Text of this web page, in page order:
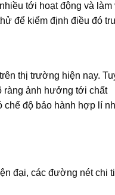
tới hoạt động và làm
để kiểm định điều đó
thị trường hiện nay.
ràng ảnh hưởng tới chất
độ bảo hành hợp lí
đại, các đường nét chi